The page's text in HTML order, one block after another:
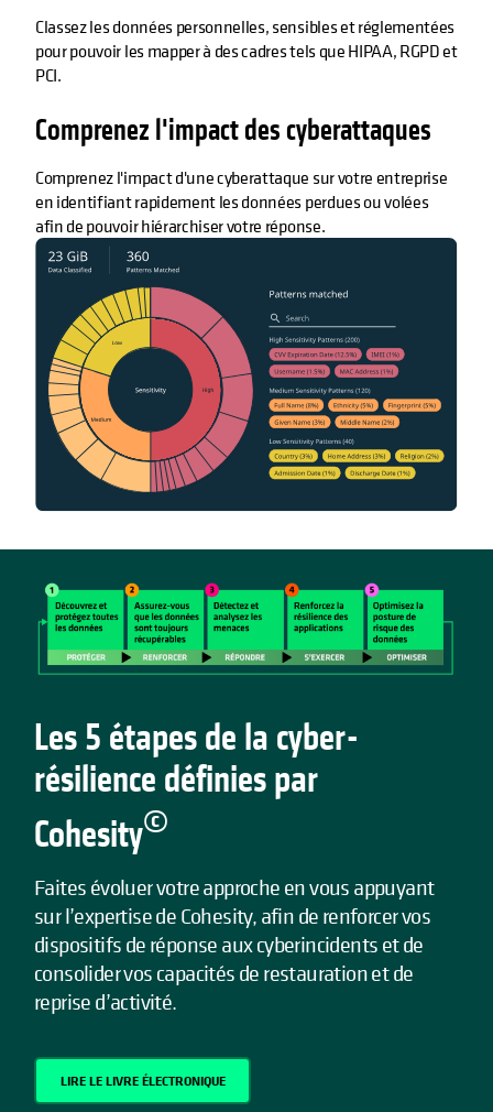
Classez les données personnelles, sensibles et réglementées
pour pouvoir les mapper à des cadres tels que HIPAA, RGPD et
PCI.
Comprenez l'impact des cyberattaques
Comprenez l'impact d'une cyberattaque sur votre entreprise
en identifiant rapidement les données perdues ou volées
afin de pouvoir hiérarchiser votre réponse.
Les 5 étapes de la cyber-
résilience définies par
Cohesity©
Faites évoluer votre approche en vous appuyant
sur l’expertise de Cohesity, afin de renforcer vos
dispositifs de réponse aux cyberincidents et de
consolider vos capacités de restauration et de
reprise d’activité.
LIRE LE LIVRE ÉLECTRONIQUE